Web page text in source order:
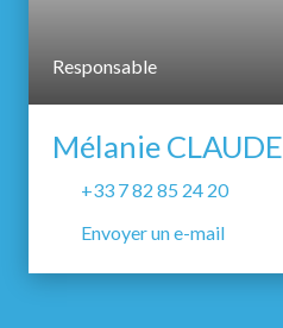
Responsable
Mélanie CLAUDE
+33 7 82 85 24 20
Envoyer un e-mail